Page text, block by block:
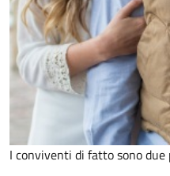
I conviventi di fatto sono due